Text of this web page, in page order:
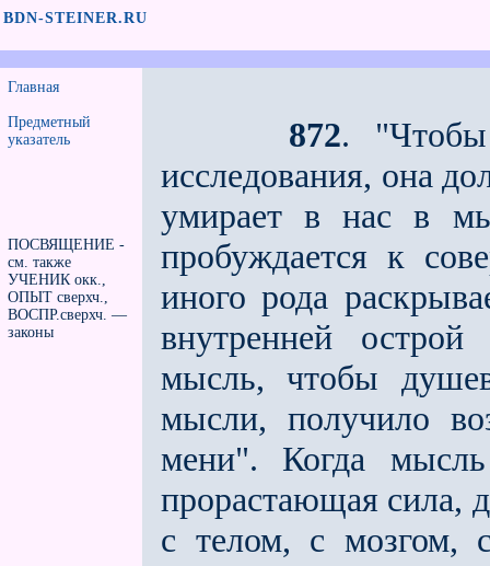
BDN-STEINER.RU
Главная
Предметный
указатель
ПОСВЯЩЕНИЕ -
см. также
УЧЕНИК окк.,
ОПЫТ сверхч.,
ВОСПР.сверхч. —
законы
872. "Чтобы
исследования, она
умирает в нас в
пробуждается к
иного рода
внутренней
мысль, чтобы
мысли, получило
мени". Когда
прорастающая сила,
с телом, с мозгом,